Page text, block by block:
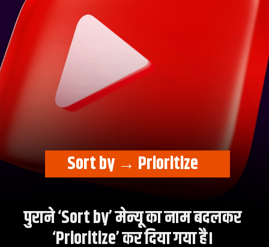
पुराने ‘Sort by’ मेन्यू का नाम बदलकर